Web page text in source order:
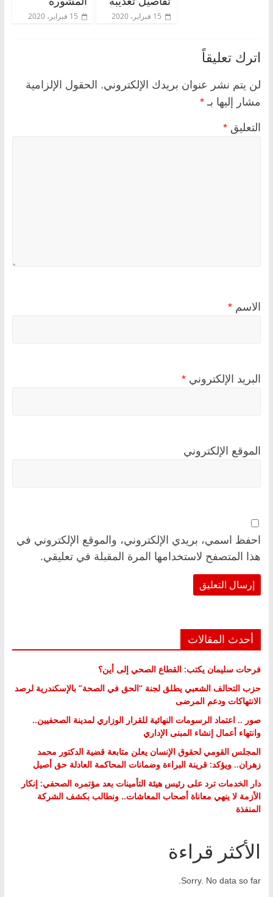
15 فبراير، 2020 15 فبراير، 2020
اترك تعليقاً
لن يتم نشر عنوان بريدك الإلكتروني. الحقول الإلزامية
مشار إليها بـ *
التعليق *
الاسم *
البريد الإلكتروني *
الموقع الإلكتروني
احفظ اسمي، بريدي الإلكتروني، والموقع الإلكتروني في
هذا المتصفح لاستخدامها المرة المقبلة في تعليقي.
أحدث المقالات
فرحات سليمان يكتب: القطاع الصحي إلى أين؟
حزب التحالف الشعبي يطلق لجنة “الحق في الصحة” بالإسكندرية لرصد
الانتهاكات ودعم المرضى
صور .. اعتماد الرسومات النهائية للقرار الوزاري لمدينة الصحفيين..
وانتهاء أعمال إنشاء المبنى الإداري
المجلس القومي لحقوق الإنسان يعلن متابعة قضية الدكتور محمد
زهران.. ويؤكد: قرينة البراءة وضمانات المحاكمة العادلة حق أصيل
دار الخدمات ترد على رئيس هيئة التأمينات بعد مؤتمره الصحفي: إنكار
الأزمة لا ينهي معاناة أصحاب المعاشات.. ونطالب بكشف الشركة
المنفذة
الأكثر قراءة
Sorry. No data so far.